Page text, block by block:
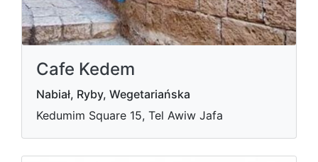
Cafe Kedem
Nabiał, Ryby, Wegetariańska
Kedumim Square 15, Tel Awiw Jafa